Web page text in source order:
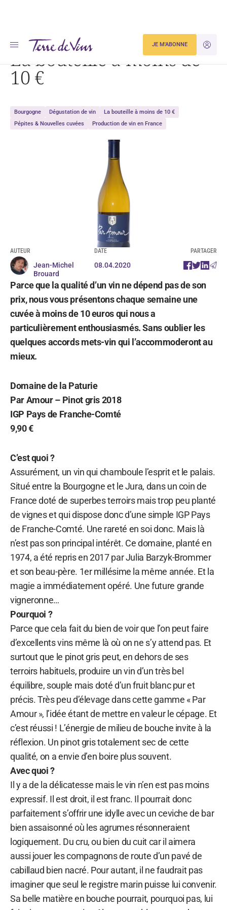
JE
JE M'ABONNE
Accueil Dégustation La bouteille à moins de 10 €
La bouteille à moins de
10 €
Bourgogne Dégustation de vin
La bouteille à moins de 10 €
Pépites & Nouvelles cuvées
Production de vin en France
AUTEUR
Jean-Michel
Brouard
DATE
08.04.2020
PARTAGER
Parce que la qualité d’un vin ne dépend pas de son
prix, nous vous présentons chaque semaine une
cuvée à moins de 10 euros qui nous a
particulièrement enthousiasmés. Sans oublier les
quelques accords mets-vin qui l’accommoderont au
mieux.
Domaine de la Paturie
Par Amour – Pinot gris 2018
IGP Pays de Franche-Comté
9,90 €
C’est quoi ?
Assurément, un vin qui chamboule l’esprit et le palais.
Situé entre la Bourgogne et le Jura, dans un coin de
France doté de superbes terroirs mais trop peu planté
de vignes et qui dispose donc d’une simple IGP Pays
de Franche-Comté. Une rareté en soi donc. Mais là
n’est pas son principal intérêt. Ce domaine, planté en
1974, a été repris en 2017 par Julia Barzyk-Brommer
et son beau-père. 1er millésime la même année. Et la
magie a immédiatement opéré. Une future grande
vigneronne…
Pourquoi ?
Parce que cela fait du bien de voir que l’on peut faire
d’excellents vins même là où on ne s’y attend pas. Et
surtout que le pinot gris peut, en dehors de ses
terroirs habituels, produire un vin d’un très bel
équilibre, souple mais doté d’un fruit blanc pur et
précis. Très peu d’élevage dans cette gamme « Par
Amour », l’idée étant de mettre en valeur le cépage. Et
c’est réussi ! L’énergie de milieu de bouche invite à la
réflexion. Un pinot gris totalement sec de cette
qualité, on a envie d’en boire plus souvent.
Avec quoi ?
Il y a de la délicatesse mais le vin n’en est pas moins
expressif. Il est droit, il est franc. Il pourrait donc
parfaitement s’offrir une idylle avec un ceviche de bar
bien assaisonné où les agrumes résonneraient
logiquement. Du cru, ou bien du cuit car il aimera
aussi jouer les compagnons de route d’un pavé de
cabillaud bien nacré. Pour autant, il ne faudrait pas
imaginer que seul le registre marin puisse lui convenir.
Sa belle matière en bouche pourrait, pourquoi pas, lui